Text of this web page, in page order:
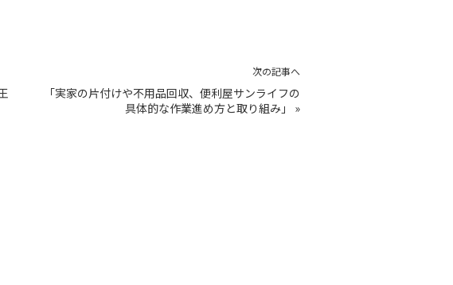
次の記事へ
「実家の片付けや不用品回収、便利屋サンライフの
具体的な作業進め方と取り組み」
»